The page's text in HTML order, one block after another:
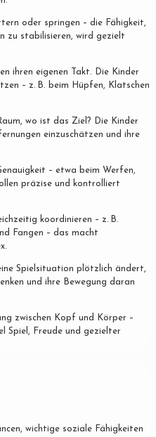
oder springen – die Fähigkeit,
zu stabilisieren, wird gezielt
ihren eigenen Takt. Die Kinder
– z. B. beim Hüpfen, Klatschen
wo ist das Ziel? Die Kinder
einzuschätzen und ihre
– etwa beim Werfen,
präzise und kontrolliert
koordinieren – z. B.
Fangen – das macht
Spielsituation plötzlich ändert,
und ihre Bewegung daran
zwischen Kopf und Körper –
Spiel, Freude und gezielter
wichtige soziale Fähigkeiten